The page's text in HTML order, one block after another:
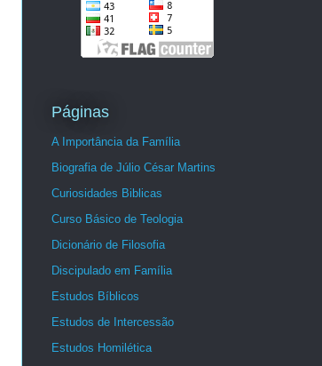
Páginas
A Importância da Família
Biografia de Júlio César Martins
Curiosidades Biblicas
Curso Básico de Teologia
Dicionário de Filosofia
Discipulado em Família
Estudos Bíblicos
Estudos de Intercessão
Estudos Homilética